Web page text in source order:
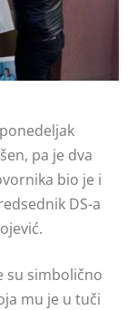
pa je dva
bio je i
DS-a
su simbolično
mu je u tuči